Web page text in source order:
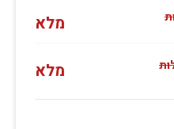
מלא
מלא